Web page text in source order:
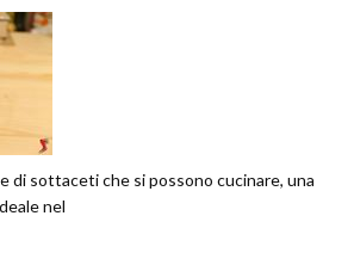
di sottaceti che si possono cucinare, una
nel